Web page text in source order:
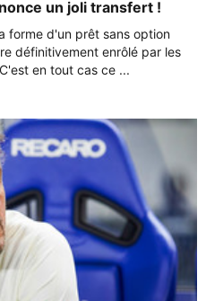
un joli transfert !
forme d'un prêt sans option
définitivement enrôlé par les
en tout cas ce ...